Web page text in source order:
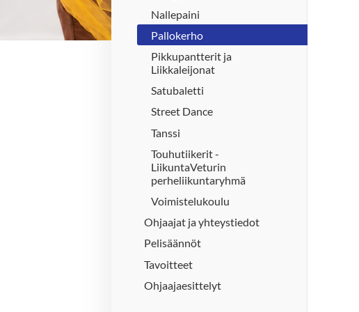
Nallepaini
Pallokerho
Pikkupantterit ja
Liikkaleijonat
Satubaletti
Street Dance
Tanssi
Touhutiikerit -
LiikuntaVeturin
perheliikuntaryhmä
Voimistelukoulu
Ohjaajat ja yhteystiedot
Pelisäännöt
Tavoitteet
Ohjaajaesittelyt